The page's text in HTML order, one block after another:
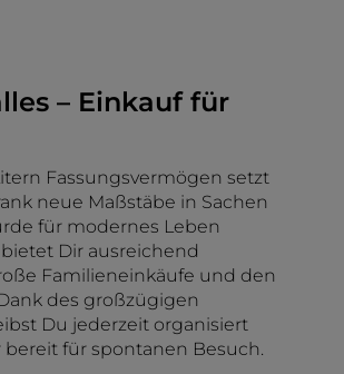
– Einkauf für
Fassungsvermögen setzt
neue Maßstäbe in Sachen
für modernes Leben
Dir ausreichend
Familieneinkäufe und den
des großzügigen
Du jederzeit organisiert
für spontanen Besuch.